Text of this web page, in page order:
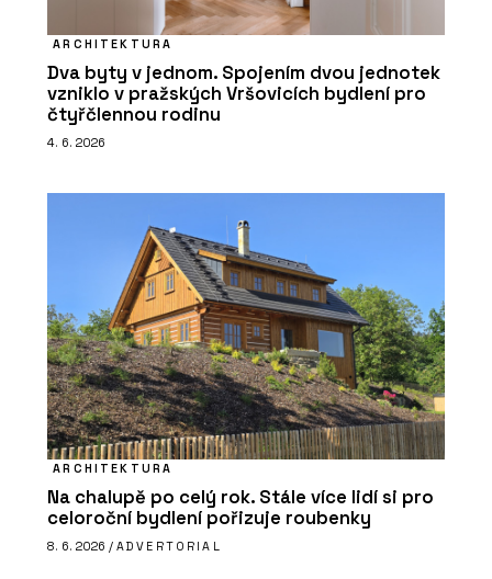
ARCHITEKTURA
Dva byty v jednom. Spojením dvou jednotek
vzniklo v pražských Vršovicích bydlení pro
čtyřčlennou rodinu
4. 6. 2026
ARCHITEKTURA
Na chalupě po celý rok. Stále více lidí si pro
celoroční bydlení pořizuje roubenky
8. 6. 2026 / ADVERTORIAL